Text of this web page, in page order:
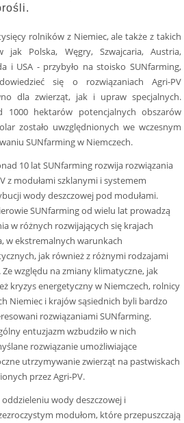
rolników z Niemiec, ale także z takich
jak Polska, Węgry, Szwajcaria, Austria,
i USA - przybyło na stoisko SUNfarming,
się o rozwiązaniach Agri-PV
dla zwierząt, jak i upraw specjalnych.
1000 hektarów potencjalnych obszarów
zostało uwzględnionych we wczesnym
SUNfarming w Niemczech.
10 lat SUNfarming rozwija rozwiązania
z modułami szklanymi i systemem
wody deszczowej pod modułami.
SUNfarming od wielu lat prowadzą
w różnych rozwijających się krajach
w ekstremalnych warunkach
jak również z różnymi rodzajami
Ze względu na zmiany klimatyczne, jak
kryzys energetyczny w Niemczech, rolnicy
Niemiec i krajów sąsiednich byli bardzo
rozwiązaniami SUNfarming.
entuzjazm wzbudziło w nich
rozwiązanie umożliwiające
utrzymywanie zwierząt na pastwiskach
przez Agri-PV.
oddzieleniu wody deszczowej i
modułom, które przepuszczają